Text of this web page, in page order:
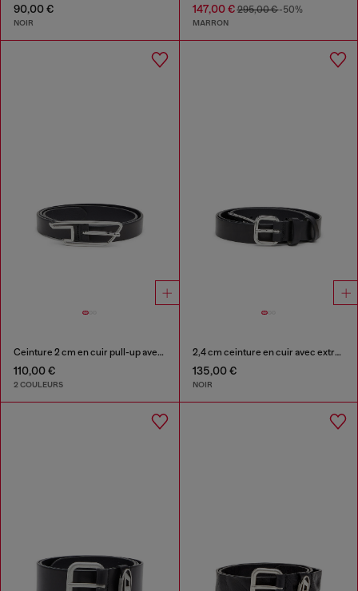
90,00 €
NOIR
147,00 €295,00 €-50%
MARRON
Ceinture 2 cm en cuir pull-up avec boucle D
110,00 €
2 COULEURS
2,4 cm ceinture en cuir avec extrémité en D
135,00 €
NOIR